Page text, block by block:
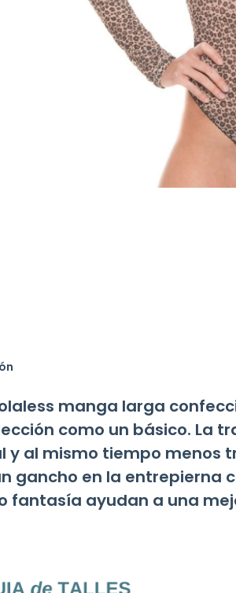
manga larga
como un básico. La
y al mismo tiempo menos
gancho en la entrepierna
fantasía ayudan a una